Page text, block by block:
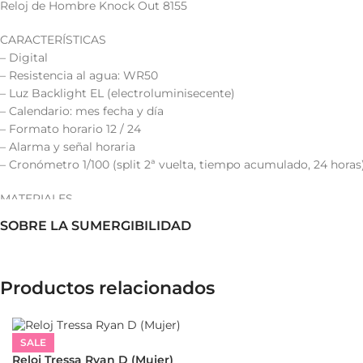
Reloj de Hombre Knock Out 8155
CARACTERÍSTICAS
– Digital
– Resistencia al agua: WR50
– Luz Backlight EL (electroluminisecente)
– Calendario: mes fecha y día
– Formato horario 12 / 24
– Alarma y señal horaria
– Cronómetro 1/100 (split 2ª vuelta, tiempo acumulado, 24
MATERIALES
– Tapa de acero inoxidable
MEDIDAS
– Altura de la caja: 15 mm.
– Largo pulsera: 21 cm.
– Ancho pulsera: 20 mm.
SOBRE LA SUMERGIBILIDAD
Productos relacionados
SALE
Reloj Tressa Ryan D (Mujer)